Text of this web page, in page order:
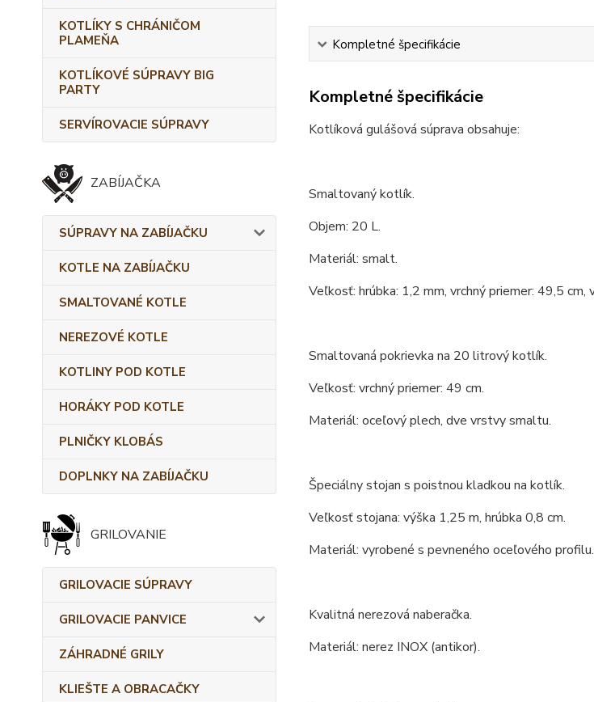
KOTLÍKY S CHRÁNIČOM
PLAMEŇA
KOTLÍKOVÉ SÚPRAVY BIG
PARTY
SERVÍROVACIE SÚPRAVY
ZABÍJAČKA
SÚPRAVY NA ZABÍJAČKU
KOTLE NA ZABÍJAČKU
SMALTOVANÉ KOTLE
NEREZOVÉ KOTLE
KOTLINY POD KOTLE
HORÁKY POD KOTLE
PLNIČKY KLOBÁS
DOPLNKY NA ZABÍJAČKU
GRILOVANIE
GRILOVACIE SÚPRAVY
GRILOVACIE PANVICE
ZÁHRADNÉ GRILY
KLIEŠTE A OBRACAČKY
Kompletné špecifikácie
Kompletné špecifikácie
Kotlíková gulášová súprava obsahuje:
Smaltovaný kotlík.
Objem: 20 L.
Materiál: smalt.
Veľkosť: hrúbka: 1,2 mm, vrchný priemer: 49,5 cm,
Smaltovaná pokrievka na 20 litrový kotlík.
Veľkosť: vrchný priemer: 49 cm.
Materiál: oceľový plech, dve vrstvy smaltu.
Špeciálny stojan s poistnou kladkou na kotlík.
Veľkosť stojana: výška 1,25 m, hrúbka 0,8 cm.
Materiál: vyrobené s pevneného oceľového profilu.
Kvalitná nerezová naberačka.
Materiál: nerez INOX (antikor).